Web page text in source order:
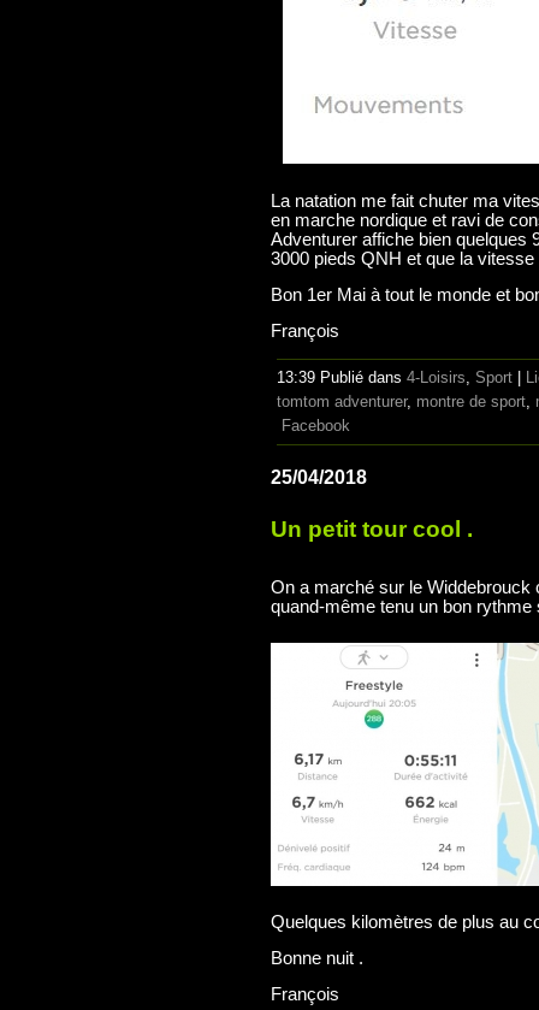
La natation me fait chuter ma
en marche nordique et ravi de
Adventurer affiche bien quelques
3000 pieds QNH et que la
Bon 1er Mai à tout le monde et
François
13:39 Publié dans 4-Loisirs Sport |
tomtom adventurer, montre de sport
Facebook
25/04/2018
Un petit tour cool .
On a marché sur le Widdebrouck
quand-même tenu un bon rythme
Quelques kilomètres de plus au
Bonne nuit .
François